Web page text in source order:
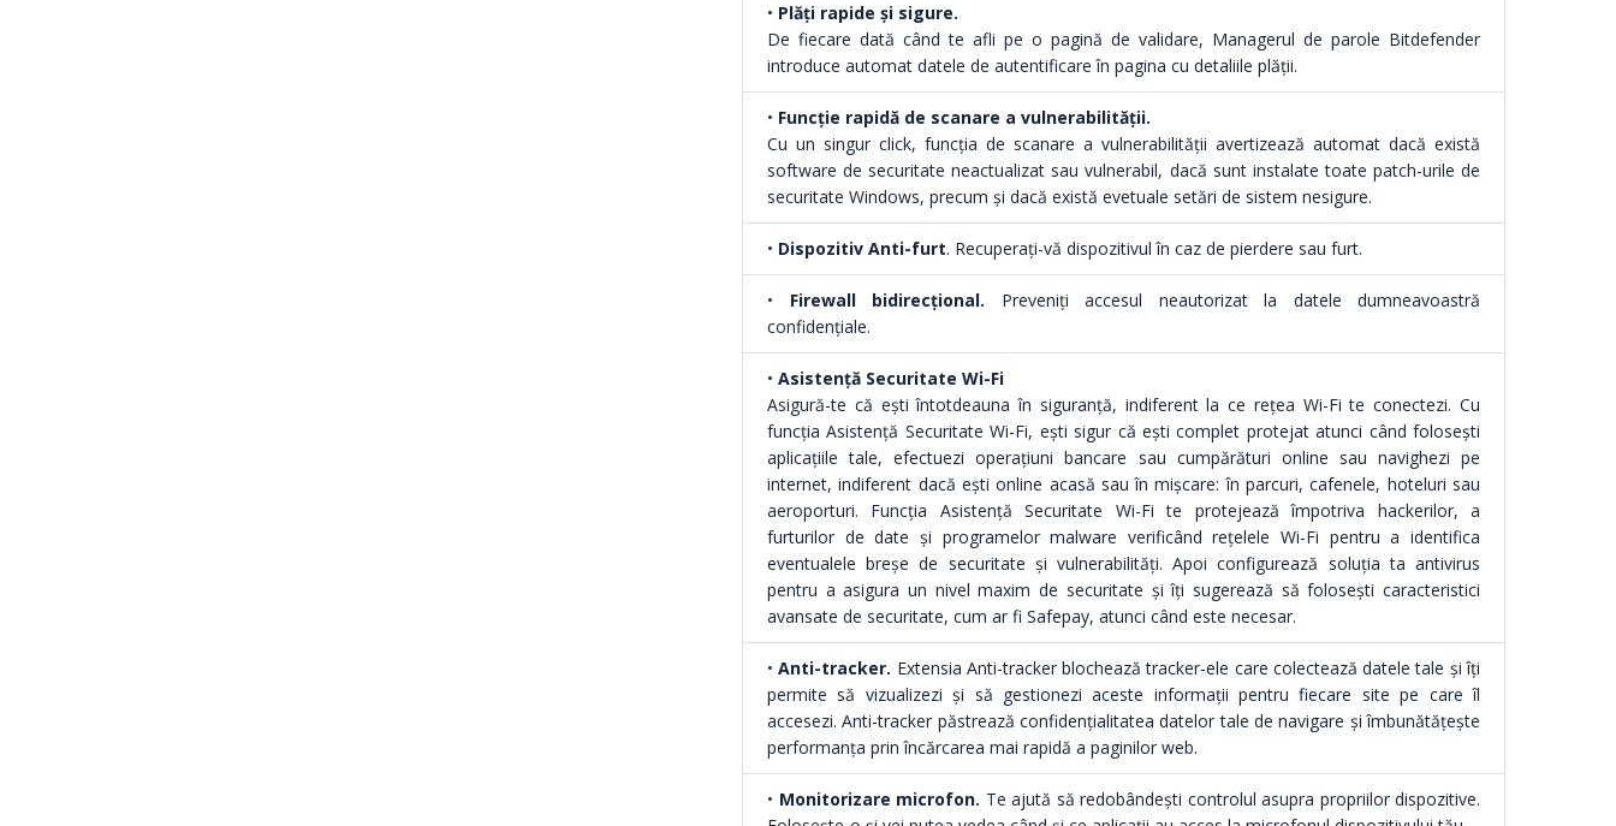
• Plăți rapide și sigure.
De fiecare dată când te afli pe o pagină de validare, Managerul de parole Bitdefender
introduce automat datele de autentificare în pagina cu detaliile plății.
• Funcție rapidă de scanare a vulnerabilității.
Cu un singur click, funcția de scanare a vulnerabilității avertizează automat dacă există
software de securitate neactualizat sau vulnerabil, dacă sunt instalate toate patch-urile de
securitate Windows, precum și dacă există evetuale setări de sistem nesigure.
• Dispozitiv Anti-furt. Recuperați-vă dispozitivul în caz de pierdere sau furt.
• Firewall bidirecțional. Preveniți accesul neautorizat la datele dumneavoastră
confidențiale.
• Asistență Securitate Wi-Fi
Asigură-te că ești întotdeauna în siguranță, indiferent la ce rețea Wi-Fi te conectezi. Cu
funcția Asistență Securitate Wi-Fi, ești sigur că ești complet protejat atunci când folosești
aplicațiile tale, efectuezi operațiuni bancare sau cumpărături online sau navighezi pe
internet, indiferent dacă ești online acasă sau în mișcare: în parcuri, cafenele, hoteluri sau
aeroporturi. Funcția Asistență Securitate Wi-Fi te protejează împotriva hackerilor, a
furturilor de date și programelor malware verificând rețelele Wi-Fi pentru a identifica
eventualele breșe de securitate și vulnerabilități. Apoi configurează soluția ta antivirus
pentru a asigura un nivel maxim de securitate și îți sugerează să folosești caracteristici
avansate de securitate, cum ar fi Safepay, atunci când este necesar.
•Anti-tracker. Extensia Anti-tracker blochează tracker-ele care colectează datele tale și îți
permite să vizualizezi și să gestionezi aceste informații pentru fiecare site pe care îl
accesezi. Anti-tracker păstrează confidențialitatea datelor tale de navigare și îmbunătățește
performanța prin încărcarea mai rapidă a paginilor web.
• Monitorizare microfon. Te ajută să redobândești controlul asupra propriilor dispozitive.